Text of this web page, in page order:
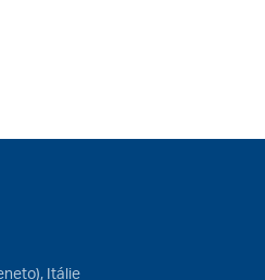
Itálie